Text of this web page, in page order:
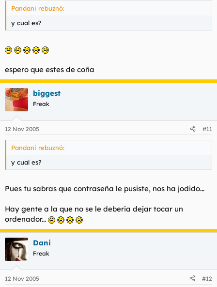
Pandani rebuznó:
y cual es?
espero que estes de coña
biggest
Freak
12 Nov 2005 #11
Pandani rebuznó:
y cual es?
Pues tu sabras que contraseña le pusiste, nos ha jodido...
Hay gente a la que no se le deberia dejar tocar un
ordenador...
Dani
Freak
12 Nov 2005 #12